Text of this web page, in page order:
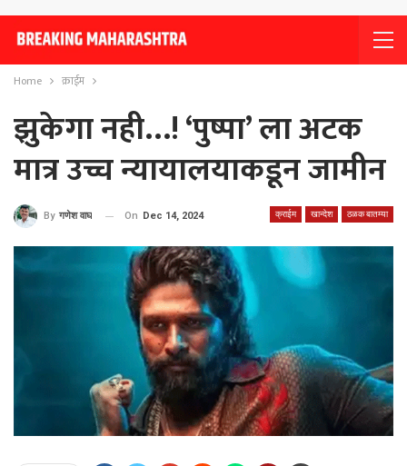
Home क्राईम
झुकेगा नही…! ‘पुष्पा’ ला अटक
मात्र उच्च न्यायालयाकडून जामीन
क्राईम खान्देश ठळक बातम्या
By गणेश वाघ On Dec 14, 2024